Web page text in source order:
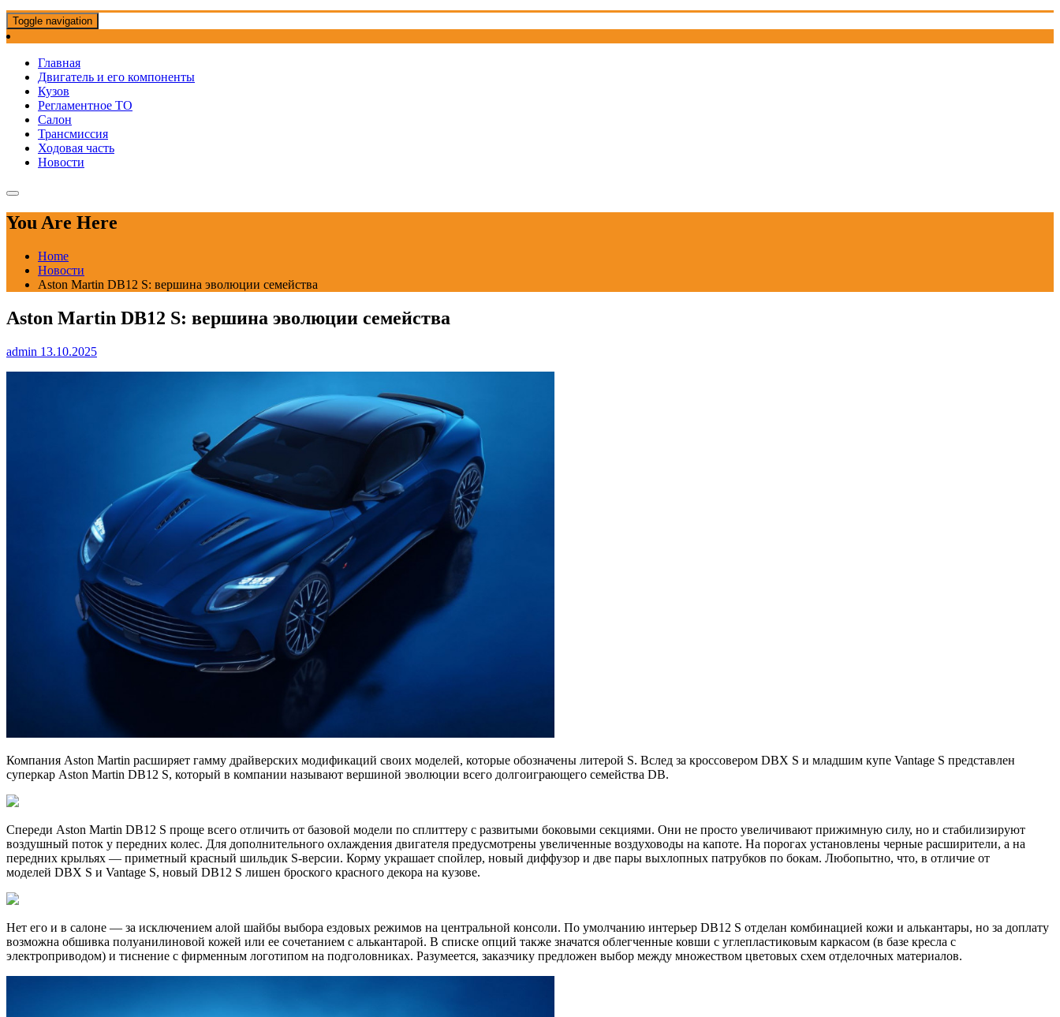
Toggle navigation
Главная
Двигатель и его компоненты
Кузов
Регламентное ТО
Салон
Трансмиссия
Ходовая часть
Новости
You Are Here
Home
Новости
Aston Martin DB12 S: вершина эволюции семейства
Aston Martin DB12 S: вершина эволюции семейства
admin 13.10.2025
Компания Aston Martin расширяет гамму драйверских модификаций своих моделей, которые обозначены литерой S. Вслед за кроссовером DBX S и младшим купе Vantage S представлен
суперкар Aston Martin DB12 S, который в компании называют вершиной эволюции всего долгоиграющего семейства DB.
Спереди Aston Martin DB12 S проще всего отличить от базовой модели по сплиттеру с развитыми боковыми секциями. Они не просто увеличивают прижимную силу, но и стабилизируют
воздушный поток у передних колес. Для дополнительного охлаждения двигателя предусмотрены увеличенные воздуховоды на капоте. На порогах установлены черные расширители, а на
передних крыльях — приметный красный шильдик S-версии. Корму украшает спойлер, новый диффузор и две пары выхлопных патрубков по бокам. Любопытно, что, в отличие от
моделей DBX S и Vantage S, новый DB12 S лишен броского красного декора на кузове.
Нет его и в салоне — за исключением алой шайбы выбора ездовых режимов на центральной консоли. По умолчанию интерьер DB12 S отделан комбинацией кожи и алькантары, но за доплату
возможна обшивка полуанилиновой кожей или ее сочетанием с алькантарой. В списке опций также значатся облегченные ковши с углепластиковым каркасом (в базе кресла с
электроприводом) и тиснение с фирменным логотипом на подголовниках. Разумеется, заказчику предложен выбор между множеством цветовых схем отделочных материалов.